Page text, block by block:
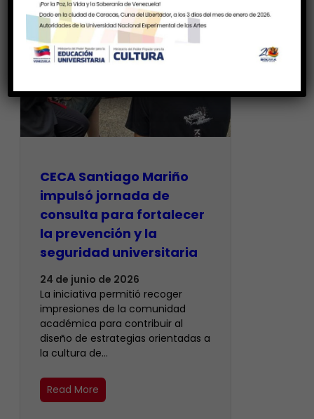
CECA Santiago Mariño
impulsó jornada de
consulta para fortalecer
la prevención y la
seguridad universitaria
24 de junio de 2026
La iniciativa permitió recoger
impresiones de la comunidad
académica para contribuir al
diseño de estrategias orientadas a
la cultura de…
Read More